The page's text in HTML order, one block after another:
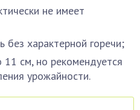
не имеет
без характерной горечи;
см, но рекомендуется
урожайности.